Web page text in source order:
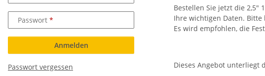
Bestellen Sie jetzt die 2,5"
Ihre wichtigen Daten.
Es wird empfohlen, die
Dieses Angebot unterliegt
Passwort
Anmelden
Passwort vergessen